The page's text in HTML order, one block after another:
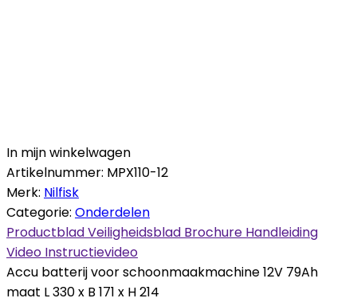
In mijn winkelwagen
Artikelnummer: MPX110-12
Merk: Nilfisk
Categorie: Onderdelen
ProductbladVeiligheidsblad Brochure Handleiding
Video Instructievideo
Accu batterij voor schoonmaakmachine 12V 79Ah
maat L 330 x B 171 x H 214